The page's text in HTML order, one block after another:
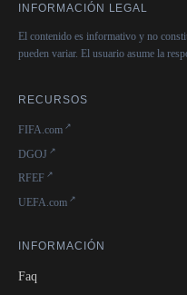
INFORMACIÓN LEGAL
El contenido es informativo y no
pueden variar. El usuario asume la
RECURSOS
FIFA.com
DGOJ
RFEF
UEFA.com
INFORMACIÓN
Faq